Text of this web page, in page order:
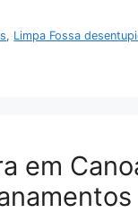
, Limpa Fossa
em